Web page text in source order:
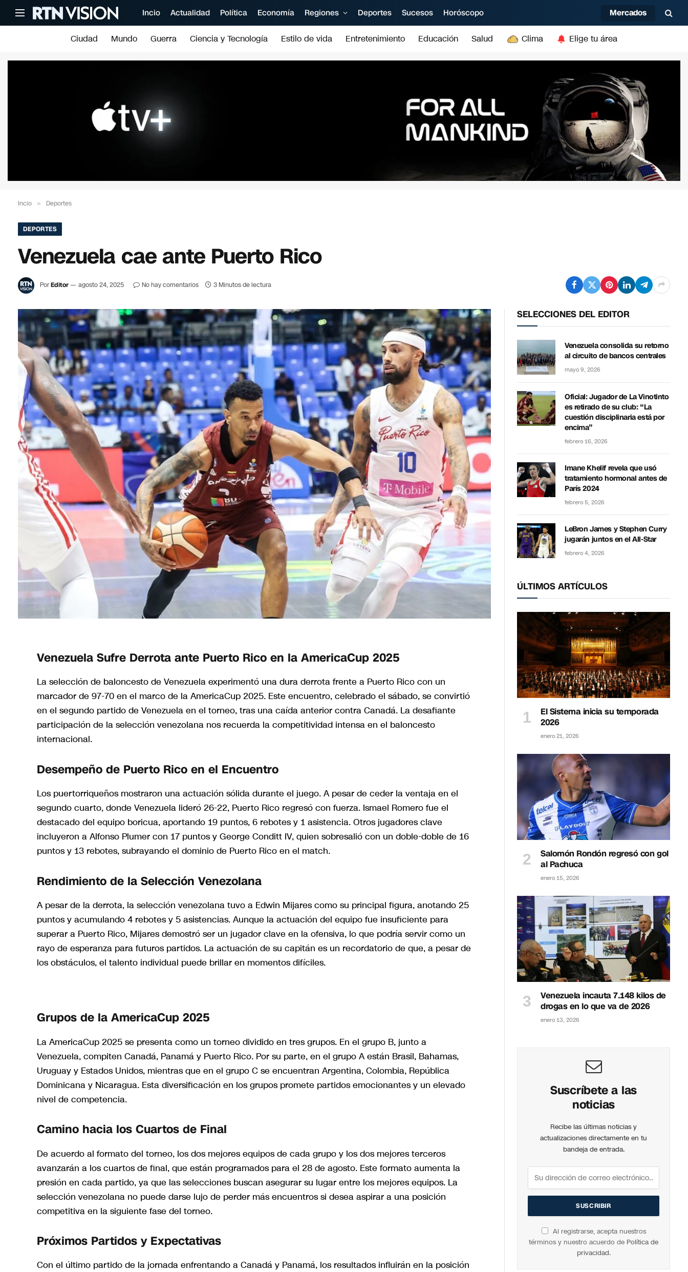
Incio Actualidad Política Economía Regiones Deportes Sucesos Horóscopo Mercados
Ciudad Mundo Guerra Ciencia y Tecnología Estilo de vida Entretenimiento Educación Salud Clima Elige tu área
Incio » Deportes
DEPORTES
Venezuela cae ante Puerto Rico
PorEditor agosto 24, 2025 No hay comentarios 3 Minutos de lectura
Venezuela Sufre Derrota ante Puerto Rico en la AmericaCup 2025
La selección de baloncesto de Venezuela experimentó una dura derrota frente a Puerto Rico con un
marcador de 97-70 en el marco de la AmericaCup 2025. Este encuentro, celebrado el sábado, se convirtió
en el segundo partido de Venezuela en el torneo, tras una caída anterior contra Canadá. La desafiante
participación de la selección venezolana nos recuerda la competitividad intensa en el baloncesto
internacional.
Desempeño de Puerto Rico en el Encuentro
Los puertorriqueños mostraron una actuación sólida durante el juego. A pesar de ceder la ventaja en el
segundo cuarto, donde Venezuela lideró 26-22, Puerto Rico regresó con fuerza. Ismael Romero fue el
destacado del equipo boricua, aportando 19 puntos, 6 rebotes y 1 asistencia. Otros jugadores clave
incluyeron a Alfonso Plumer con 17 puntos y George Conditt IV, quien sobresalió con un doble-doble de 16
puntos y 13 rebotes, subrayando el dominio de Puerto Rico en el match.
Rendimiento de la Selección Venezolana
A pesar de la derrota, la selección venezolana tuvo a Edwin Mijares como su principal figura, anotando 25
puntos y acumulando 4 rebotes y 5 asistencias. Aunque la actuación del equipo fue insuficiente para
superar a Puerto Rico, Mijares demostró ser un jugador clave en la ofensiva, lo que podría servir como un
rayo de esperanza para futuros partidos. La actuación de su capitán es un recordatorio de que, a pesar de
los obstáculos, el talento individual puede brillar en momentos difíciles.
Grupos de la AmericaCup 2025
La AmericaCup 2025 se presenta como un torneo dividido en tres grupos. En el grupo B, junto a
Venezuela, compiten Canadá, Panamá y Puerto Rico. Por su parte, en el grupo A están Brasil, Bahamas,
Uruguay y Estados Unidos, mientras que en el grupo C se encuentran Argentina, Colombia, República
Dominicana y Nicaragua. Esta diversificación en los grupos promete partidos emocionantes y un elevado
nivel de competencia.
Camino hacia los Cuartos de Final
De acuerdo al formato del torneo, los dos mejores equipos de cada grupo y los dos mejores terceros
avanzarán a los cuartos de final, que están programados para el 28 de agosto. Este formato aumenta la
presión en cada partido, ya que las selecciones buscan asegurar su lugar entre los mejores equipos. La
selección venezolana no puede darse lujo de perder más encuentros si desea aspirar a una posición
competitiva en la siguiente fase del torneo.
Próximos Partidos y Expectativas
Con el último partido de la jornada enfrentando a Canadá y Panamá, los resultados influirán en la posición
SELECCIONES DEL EDITOR
Venezuela consolida su retorno
al circuito de bancos centrales
mayo 9, 2026
Oficial: Jugador de La Vinotinto
es retirado de su club: “La
cuestión disciplinaria está por
encima”
febrero 16, 2026
Imane Khelif revela que usó
tratamiento hormonal antes de
París 2024
febrero 5, 2026
LeBron James y Stephen Curry
jugarán juntos en el All-Star
febrero 4, 2026
ÚLTIMOS ARTÍCULOS
El Sistema inicia su temporada
2026
enero 21, 2026
Salomón Rondón regresó con gol
al Pachuca
enero 15, 2026
Venezuela incauta 7.148 kilos de
drogas en lo que va de 2026
enero 13, 2026
Suscríbete a las
noticias
Recibe las últimas noticias y
actualizaciones directamente en tu
bandeja de entrada.
Al registrarse, acepta nuestros
términos y nuestro acuerdo de Política de
privacidad.